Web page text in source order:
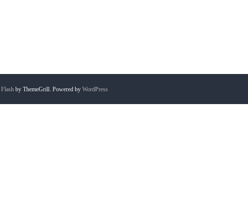
Flash by ThemeGrill. Powered by WordPress